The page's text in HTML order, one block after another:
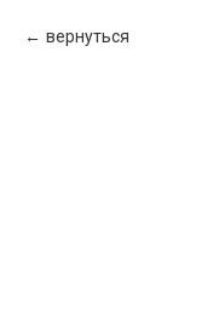
вернуться